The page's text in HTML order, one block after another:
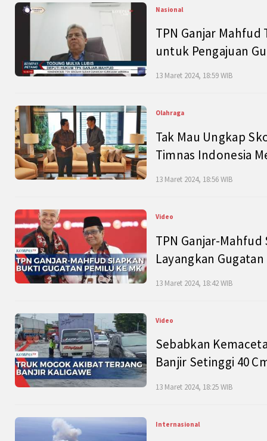
Nasional
TPN Ganjar
untuk Pengajuan
13 Maret 2024, 18:59 WIB
Olahraga
Tak Mau Ungkap
Timnas Indonesia
13 Maret 2024, 18:56 WIB
Video
TPN Ganjar-
Layangkan
13 Maret 2024, 18:42 WIB
Video
Sebabkan
Banjir Setinggi 40
13 Maret 2024, 18:25 WIB
Internasional